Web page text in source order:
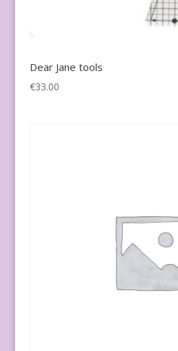
Dear Jane tools
€33.00